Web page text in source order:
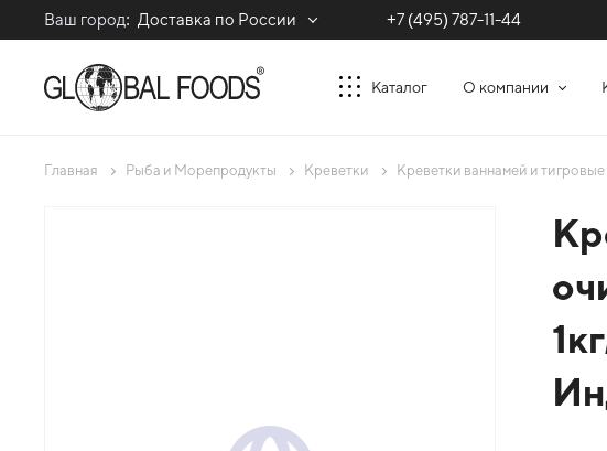
Ваш город: Доставка по России +7 (495) 787-11-44
Каталог О компании
Главная Рыба и Морепродукты Креветки Креветки ваннамей и тигровые